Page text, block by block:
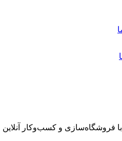
با فروشگاه‌سازی و کسب‌وکار آنلاین